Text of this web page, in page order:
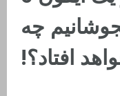
چه
افتاد؟!